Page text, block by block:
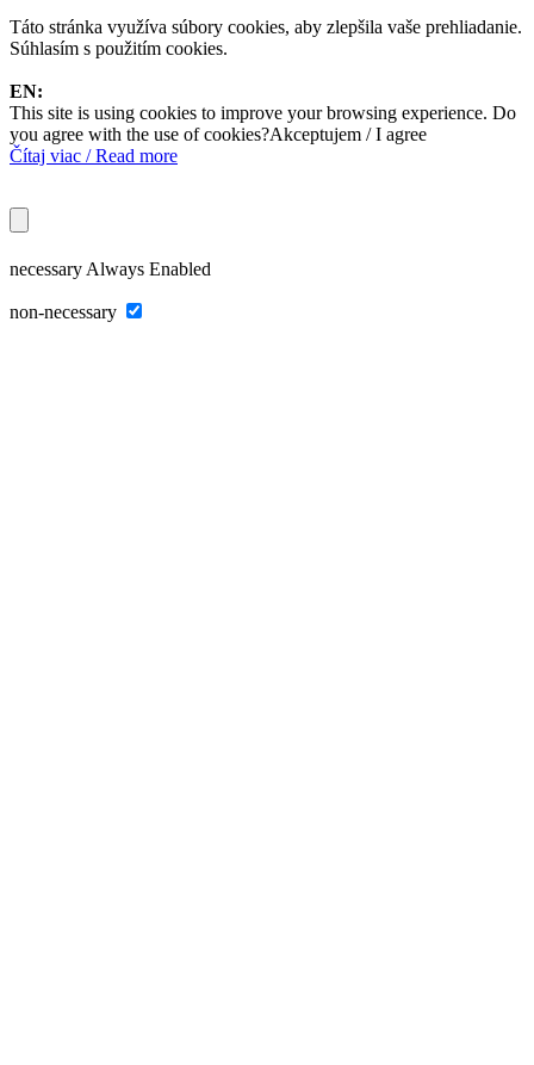
Táto stránka využíva súbory cookies, aby zlepšila vaše prehliadanie.
Súhlasím s použitím cookies.
EN:
This site is using cookies to improve your browsing experience. Do
you agree with the use of cookies?Akceptujem / I agree
Čítaj viac / Read more
necessary Always Enabled
non-necessary